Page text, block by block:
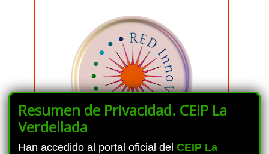
Resumen de Privacidad. CEIP La
Verdellada
Han accedido al portal oficial delCEIP La